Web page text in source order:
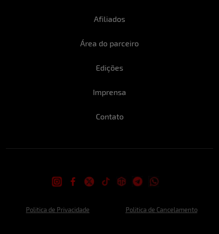
Afiliados
Área do parceiro
Edições
Imprensa
Contato
Politica de Privacidade Politica de Cancelamento